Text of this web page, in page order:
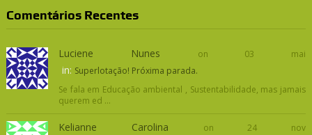
Comentários Recentes
Luciene Nunes on 03 mai
in: Superlotação! Próxima parada.
Se fala em Educação ambiental , Sustentabilidade, mas jamais
querem ed ...
Kelianne Carolina on 24 nov